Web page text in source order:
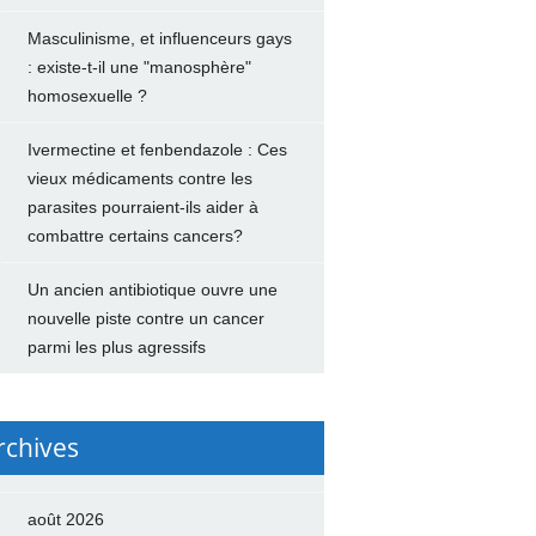
Masculinisme, et influenceurs gays
: existe-t-il une "manosphère"
homosexuelle ?
Ivermectine et fenbendazole : Ces
vieux médicaments contre les
parasites pourraient-ils aider à
combattre certains cancers?
Un ancien antibiotique ouvre une
nouvelle piste contre un cancer
parmi les plus agressifs
août 2026